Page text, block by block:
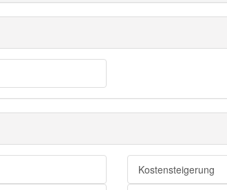
Kostensteigerung